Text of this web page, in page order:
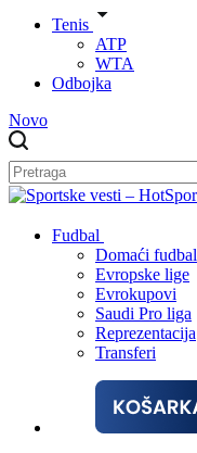
Tenis
ATP
WTA
Odbojka
Novo
Fudbal
Domaći fudbal
Evropske lige
Evrokupovi
Saudi Pro liga
Reprezentacija
Transferi